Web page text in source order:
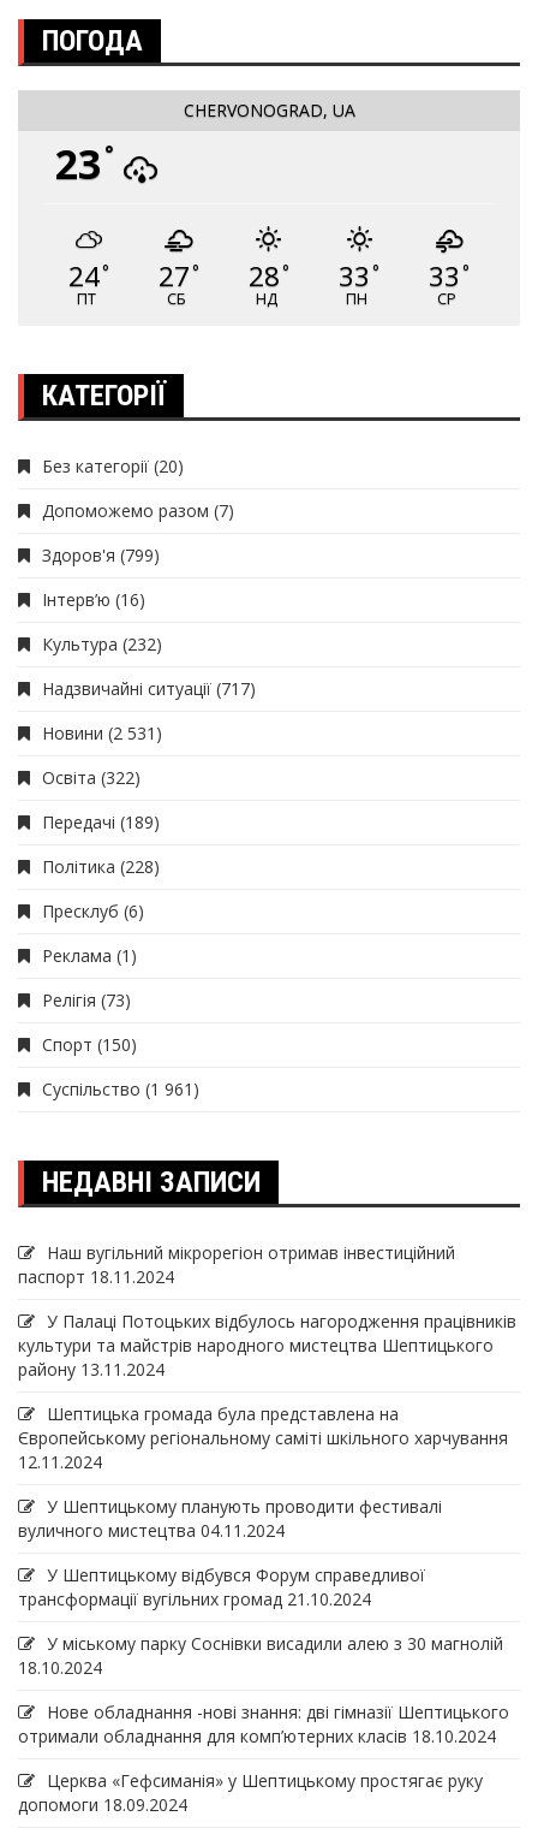
ПОГОДА
CHERVONOGRAD, UA
23 °
24°
ПТ
27°
СБ
28°
НД
33 °
ПН
33 °
СР
КАТЕГОРІЇ
Без категорії (20)
Допоможемо разом (7)
Здоров'я (799)
Інтерв’ю (16)
Культура (232)
Надзвичайні ситуації (717)
Новини (2 531)
Освіта (322)
Передачі (189)
Політика (228)
Пресклуб (6)
Реклама (1)
Релігія (73)
Спорт (150)
Суспільство (1 961)
НЕДАВНІ ЗАПИСИ
Наш вугільний мікрорегіон отримав інвеcтиційний
паспорт 18.11.2024
У Палаці Потоцьких відбулось нагородження працівників
культури та майстрів народного мистецтва Шептицького
району 13.11.2024
Шептицька громада була представлена на
Європейському регіональному саміті шкільного харчування
12.11.2024
У Шептицькому планують проводити фестивалі
вуличного мистецтва 04.11.2024
У Шептицькому відбувся Форум справедливої
трансформації вугільних громад 21.10.2024
У міському парку Соснівки висадили алею з 30 магнолій
18.10.2024
Нове обладнання -нові знання: дві гімназії Шептицького
отримали обладнання для комп’ютерних класів 18.10.2024
Церква «Гефсиманія» у Шептицькому простягає руку
допомоги 18.09.2024